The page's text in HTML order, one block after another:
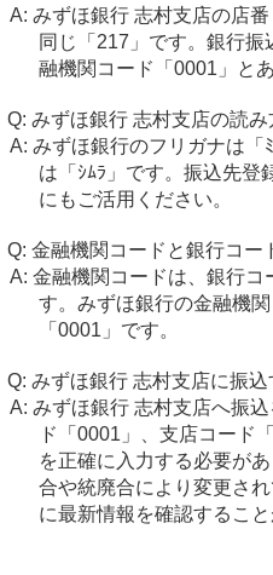
みずほ銀行 志村支店の店
同じ「217」です。銀行
融機関コード「0001」と
みずほ銀行 志村支店の読み
みずほ銀行のフリガナは「
は「ｼﾑﾗ」です。振込先登
にもご活用ください。
金融機関コードと銀行コー
金融機関コードは、銀行コ
す。みずほ銀行の金融機
「0001」です。
みずほ銀行 志村支店に振込
みずほ銀行 志村支店へ振
ド「0001」、支店コード
を正確に入力する必要が
合や統廃合により変更さ
に最新情報を確認すること